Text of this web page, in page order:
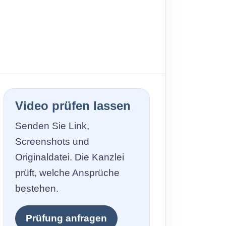
Video prüfen lassen
Senden Sie Link,
Screenshots und
Originaldatei. Die Kanzlei
prüft, welche Ansprüche
bestehen.
Prüfung anfragen